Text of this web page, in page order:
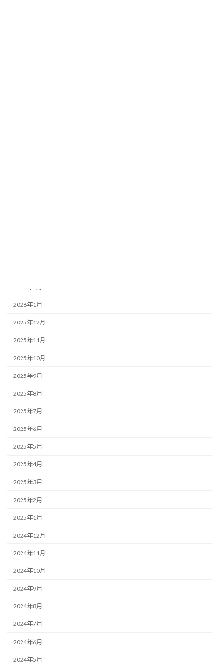
2026年2月
2026年1月
2025年12月
2025年11月
2025年10月
2025年9月
2025年8月
2025年7月
2025年6月
2025年5月
2025年4月
2025年3月
2025年2月
2025年1月
2024年12月
2024年11月
2024年10月
2024年9月
2024年8月
2024年7月
2024年6月
2024年5月